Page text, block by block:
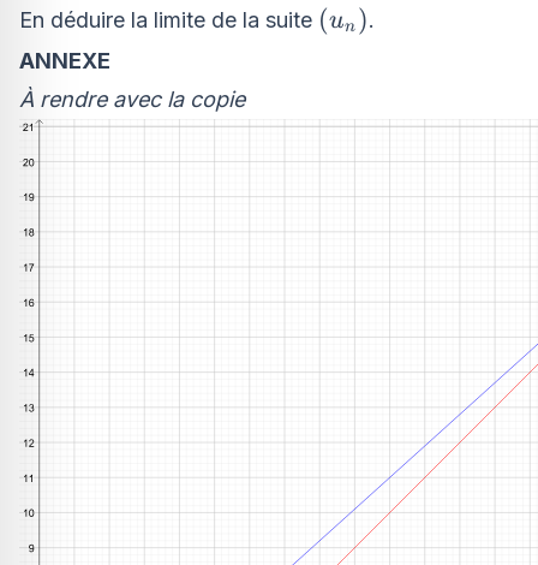
\times
En déduire la limite de la suite (u_n)
(un ).
ANNEXE
À rendre avec la copie